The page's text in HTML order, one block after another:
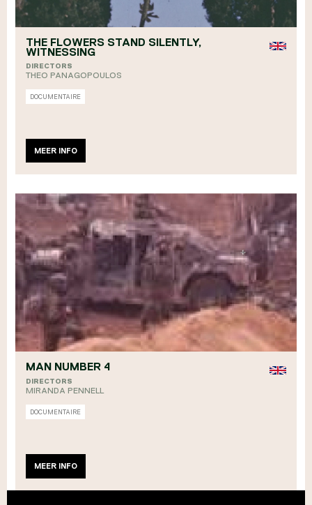
THE FLOWERS STAND SILENTLY,
WITNESSING
DIRECTORS
THEO PANAGOPOULOS
DOCUMENTAIRE
MEER INFO
MAN NUMBER 4
DIRECTORS
MIRANDA PENNELL
DOCUMENTAIRE
MEER INFO